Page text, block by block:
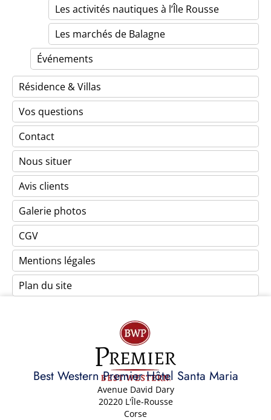
Les activités nautiques à l’Île Rousse
Les marchés de Balagne
Événements
Résidence & Villas
Vos questions
Contact
Nous situer
Avis clients
Galerie photos
CGV
Mentions légales
Plan du site
Best Western Premier Hôtel Santa Maria
Avenue David Dary
20220 L'Île-Rousse
Corse